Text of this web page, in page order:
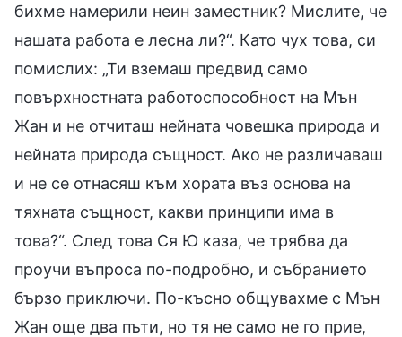
бихме намерили неин заместник? Мислите, че
нашата работа е лесна ли?“. Като чух това, си
помислих: „Ти вземаш предвид само
повърхностната работоспособност на Мън
Жан и не отчиташ нейната човешка природа и
нейната природа същност. Ако не различаваш
и не се отнасяш към хората въз основа на
тяхната същност, какви принципи има в
това?“. След това Ся Ю каза, че трябва да
проучи въпроса по-подробно, и събранието
бързо приключи. По-късно общувахме с Мън
Жан още два пъти, но тя не само не го прие,